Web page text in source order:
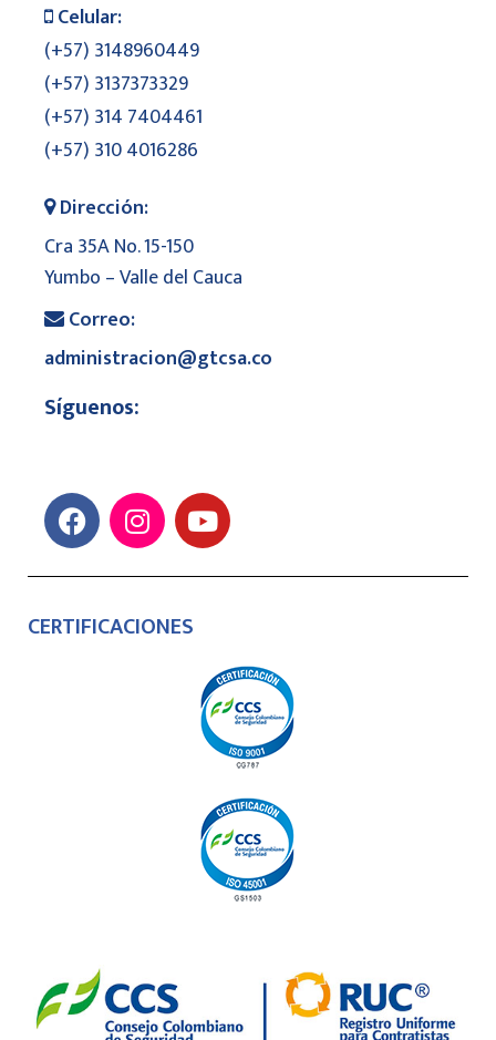
Celular:
(+57) 3148960449
(+57) 3137373329
(+57) 314 7404461
(+57) 310 4016286
Dirección:
Cra 35A No. 15-150
Yumbo – Valle del Cauca
Correo:
administracion@gtcsa.co
Síguenos:
CERTIFICACIONES